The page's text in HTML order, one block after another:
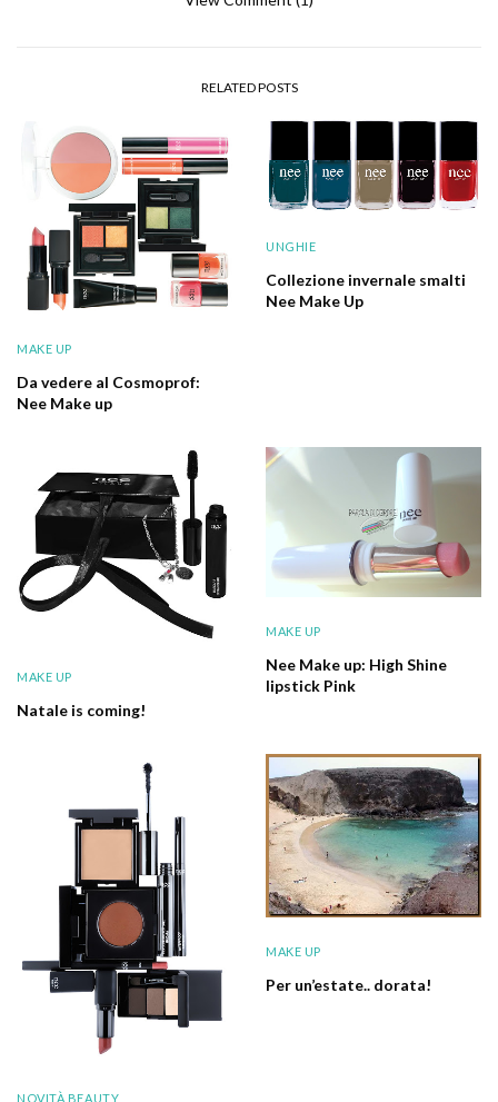
RELATED POSTS
MAKE UP
Da vedere al Cosmoprof:
Nee Make up
UNGHIE
Collezione invernale smalti
Nee Make Up
MAKE UP
Natale is coming!
MAKE UP
Nee Make up: High Shine
lipstick Pink
NOVITÀ BEAUTY
MAKE UP
Per un’estate.. dorata!